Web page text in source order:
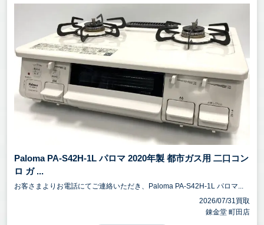
Paloma PA-S42H-1L パロマ 2020年製 都市ガス用 二口コン
ロ ガ ...
お客さまよりお電話にてご連絡いただき、Paloma PA-S42H-1L パロマ...
2026/07/31買取
錬金堂 町田店